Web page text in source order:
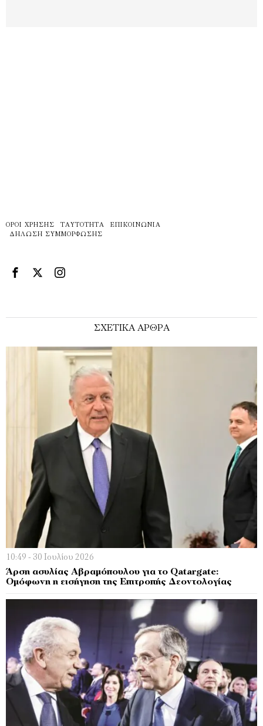
ΌΡΟΙ ΧΡΉΣΗΣ ΤΑΥΤΌΤΗΤΑ
ΕΠΙΚΟΙΝΩΝΊΑ
ΔΉΛΩΣΗ ΣΥΜΜΌΡΦΩΣΗΣ
ΣΧΕΤΙΚΑ ΑΡΘΡΑ
10:49 - 30 Ιουλίου 2026
Άρση ασυλίας Αβραμόπουλου για το Qatargate:
Ομόφωνη η εισήγηση της Επιτροπής Δεοντολογίας